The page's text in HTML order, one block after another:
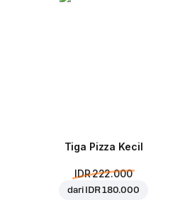
Tiga Pizza Kecil
IDR 222.000
dari IDR 180.000